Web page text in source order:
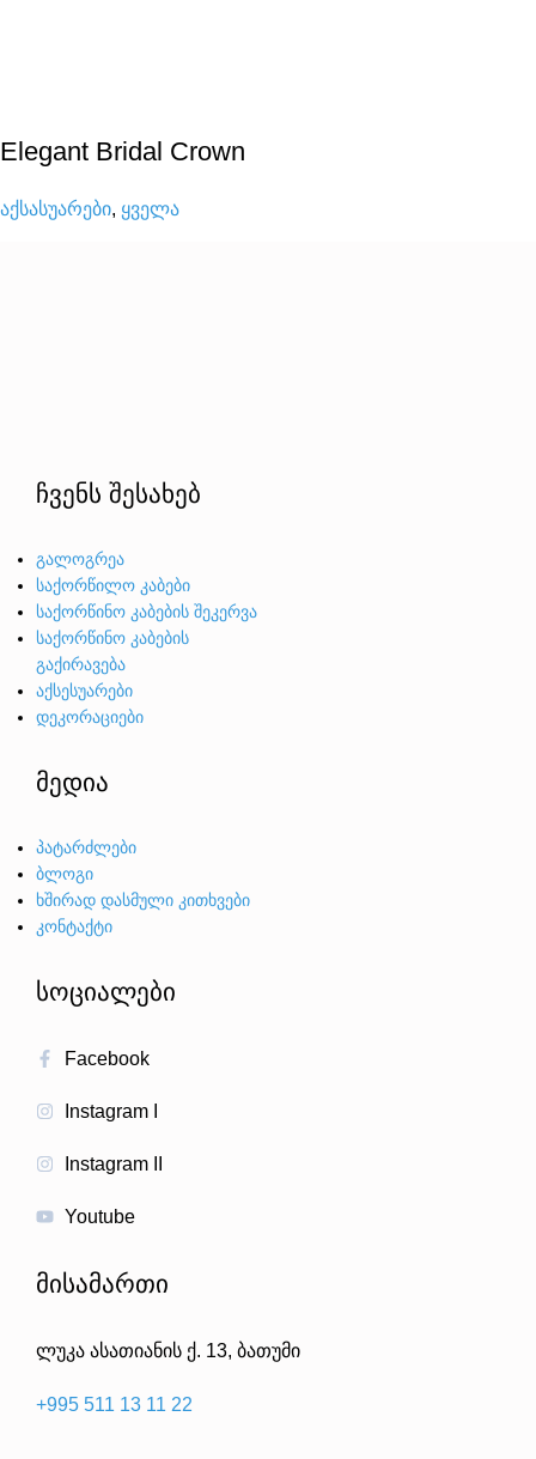
Elegant Bridal Crown
აქსასუარები, ყველა
ჩვენს შესახებ
გალოგრეა
საქორწილო კაბები
საქორწინო კაბების შეკერვა
საქორწინო კაბების
გაქირავება
აქსესუარები
დეკორაციები
მედია
პატარძლები
ბლოგი
ხშირად დასმული კითხვები
კონტაქტი
სოციალები
Facebook
Instagram I
Instagram II
Youtube
მისამართი
ლუკა ასათიანის ქ. 13, ბათუმი
+995 511 13 11 22